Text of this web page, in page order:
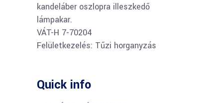
kandeláber oszlopra illeszkedő
lámpakar.
VÁT-H 7-70204
Felületkezelés: Tűzi horganyzás
Quick info